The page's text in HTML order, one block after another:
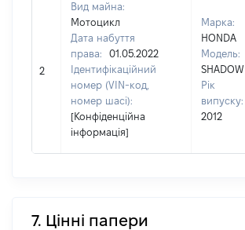
2
Вид майна:
Мотоцикл
Дата набуття
права:
01.05.2022
Ідентифікаційний
номер (VIN-код,
номер шасі):
[Конфіденційна
інформація]
Марка:
HONDA
Модель:
SHADOW
Рік
випуску:
2012
7. Цінні папери